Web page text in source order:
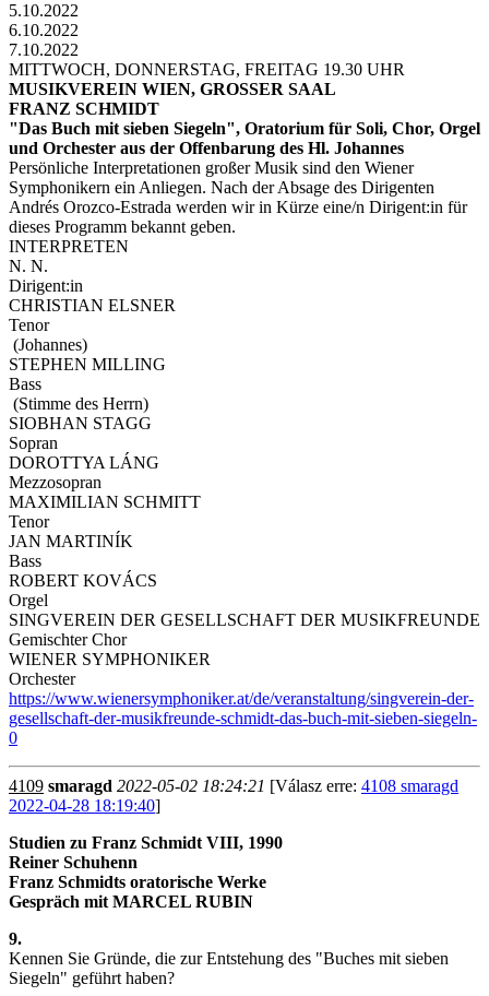
5.10.2022
6.10.2022
7.10.2022
MITTWOCH, DONNERSTAG, FREITAG 19.30 UHR
MUSIKVEREIN WIEN, GROSSER SAAL
FRANZ SCHMIDT
"Das Buch mit sieben Siegeln", Oratorium für Soli, Chor, Orgel
und Orchester aus der Offenbarung des Hl. Johannes
Persönliche Interpretationen großer Musik sind den Wiener
Symphonikern ein Anliegen. Nach der Absage des Dirigenten
Andrés Orozco-Estrada werden wir in Kürze eine/n Dirigent:in für
dieses Programm bekannt geben.
INTERPRETEN
N. N.
Dirigent:in
CHRISTIAN ELSNER
Tenor
(Johannes)
STEPHEN MILLING
Bass
(Stimme des Herrn)
SIOBHAN STAGG
Sopran
DOROTTYA LÁNG
Mezzosopran
MAXIMILIAN SCHMITT
Tenor
JAN MARTINÍK
Bass
ROBERT KOVÁCS
Orgel
SINGVEREIN DER GESELLSCHAFT DER MUSIKFREUNDE
Gemischter Chor
WIENER SYMPHONIKER
Orchester
https://www.wienersymphoniker.at/de/veranstaltung/singverein-der-
gesellschaft-der-musikfreunde-schmidt-das-buch-mit-sieben-siegeln-
0
4109 smaragd 2022-05-02 18:24:21 [Válasz erre: 4108 smaragd
2022-04-28 18:19:40]
Studien zu Franz Schmidt VIII, 1990
Reiner Schuhenn
Franz Schmidts oratorische Werke
Gespräch mit MARCEL RUBIN
9.
Kennen Sie Gründe, die zur Entstehung des "Buches mit sieben
Siegeln" geführt haben?